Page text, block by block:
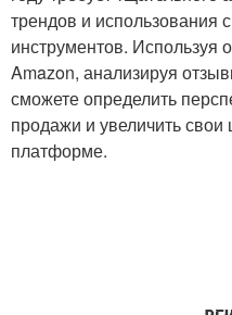
трендов и использования
инструментов.
Amazon, анализируя
сможете определить
продажи и увеличить
платформе.